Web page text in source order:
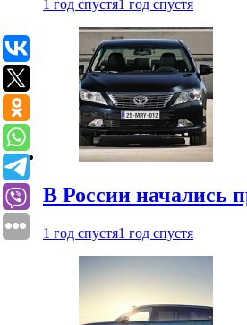
1 год спустя1 год спустя
В России начались
1 год спустя1 год спустя